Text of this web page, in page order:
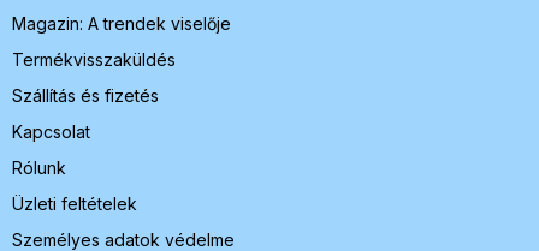
Magazin: A trendek viselője
Termékvisszaküldés
Szállítás és fizetés
Kapcsolat
Rólunk
Üzleti feltételek
Személyes adatok védelme